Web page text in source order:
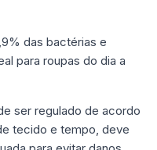
das bactérias e
para roupas do dia a
ser regulado de acordo
tecido e tempo, deve